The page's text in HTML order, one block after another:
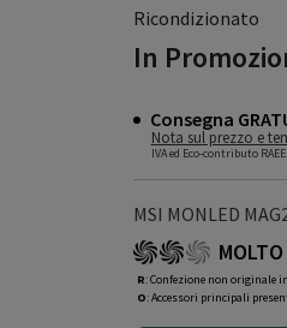
Ricondizionato
In
Consegna
Nota sul prezzo e
IVA ed Eco-contributo
MSI MONLED
R: Confezione non originale
O: Accessori principali